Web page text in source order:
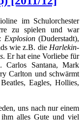
im Schulorchester
zu spielen und war
Explosion(Duderstadt),
wie z.B. die Harlekin-
. Er hat eine Vorliebe für
Carlos Santana, Mark
Carlton und schwärmt
Eagles, Hollies,
uns nach nur einem
ihm alles Gute und viel